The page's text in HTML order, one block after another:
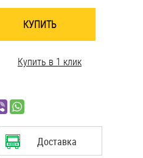
КУПИТЬ
Купить в 1 клик
Доставка